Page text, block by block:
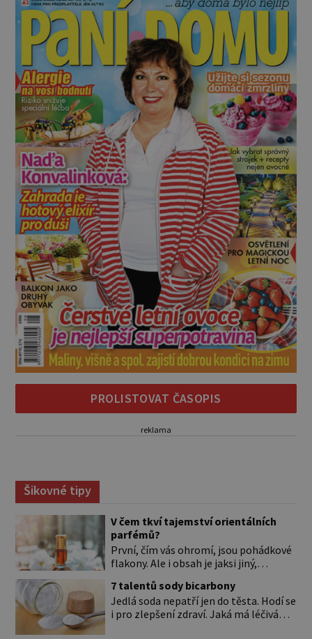
PROLISTOVAT ČASOPIS
reklama
Šikovné tipy
V čem tkví tajemství orientálních
parfémů?
První, čím vás ohromí, jsou pohádkové
flakony. Ale i obsah je jaksi jiný,
parfumérií. Čím to? V arabské kultuře
mají vůně mnohem delší tradici než
v naší. Jejich původní účel byl nejspíš
7 talentů sody bicarbony
Jedlá soda nepatří jen do těsta. Hodí se
i pro zlepšení zdraví. Jaká má léčivá